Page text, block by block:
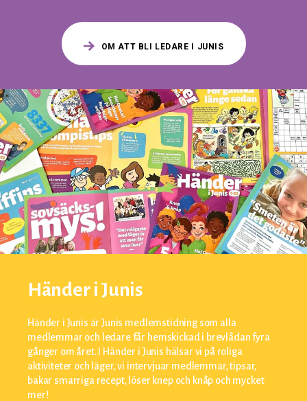
OM ATT BLI LEDARE I JUNIS
Händer i Junis
Händer i Junis är Junis medlemstidning som alla
medlemmar och ledare får hemskickad i brevlådan fyra
gånger om året. I Händer i Junis hälsar vi på roliga
aktiviteter och läger, vi intervjuar medlemmar, tipsar,
bakar smarriga recept, löser knep och knåp och mycket
mer!